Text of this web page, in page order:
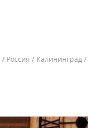
/ Россия / Калининград /